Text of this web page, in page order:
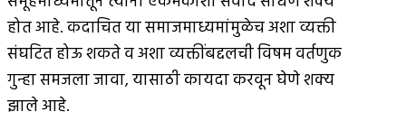
होत आहे. कदाचित या समाजमाध्यमांमुळेच अशा व्यक्ती
संघटित होऊ शकते व अशा व्यक्तींबद्दलची विषम वर्तणुक
गुन्हा समजला जावा, यासाठी कायदा करवून घेणे शक्य
झाले आहे.